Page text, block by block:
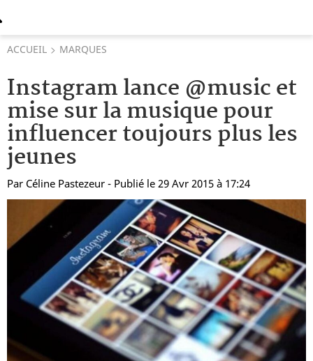
ACCUEIL MARQUES
Instagram lance @music et
mise sur la musique pour
influencer toujours plus les
jeunes
Par Céline Pastezeur - Publié le 29 Avr 2015 à 17:24